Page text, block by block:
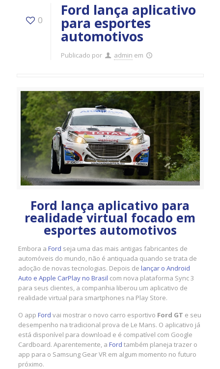
0
Ford lança aplicativo
para esportes
automotivos
Publicado por admin em
Ford lança aplicativo para
realidade virtual focado em
esportes automotivos
Embora aFord seja uma das mais antigas fabricantes de
automóveis do mundo, não é antiquada quando se trata de
adoção de novas tecnologias. Depois delançar o Android
Auto e Apple CarPlay no Brasil com nova plataforma Sync 3
para seus clientes, a companhia liberou um aplicativo de
realidade virtual para smartphones na Play Store.
O app Fordvai mostrar o novo carro esportivo Ford GT e seu
desempenho na tradicional prova de Le Mans. O aplicativo já
está disponível para download e é compatível com Google
Cardboard. Aparentemente, aFord também planeja trazer o
app para o Samsung Gear VR em algum momento no futuro
próximo.